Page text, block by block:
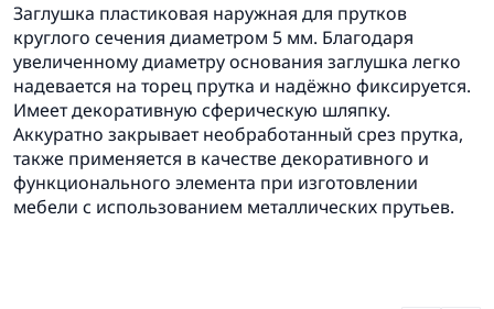
Заглушка пластиковая наружная для прутков
круглого сечения диаметром 5 мм. Благодаря
увеличенному диаметру основания заглушка легко
надевается на торец прутка и надёжно фиксируется.
Имеет декоративную сферическую шляпку.
Аккуратно закрывает необработанный срез прутка,
также применяется в качестве декоративного и
функционального элемента при изготовлении
мебели с использованием металлических прутьев.